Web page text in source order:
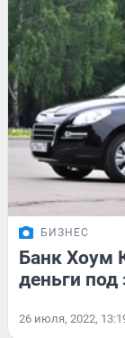
БИЗНЕС
Банк Хоум
деньги под
26 июля, 2022,